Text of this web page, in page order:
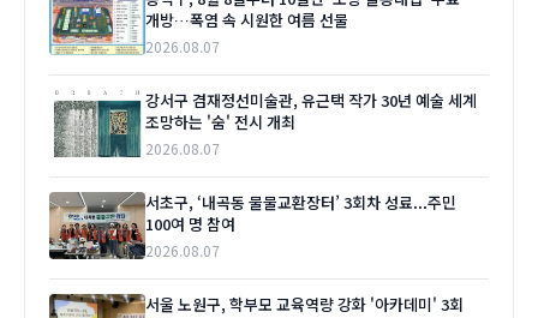
개방…폭염 속 시원한 여름 선물
2026.08.07
강서구 겸재정선미술관, 유근택 작가 30년 예술 세계
조망하는 '숨' 전시 개최
2026.08.07
서초구, ‘내곡동 물물교환장터’ 3회차 성료...주민
100여 명 참여
2026.08.07
서울 노원구, 학부모 교육역량 강화 '아카데미' 3회